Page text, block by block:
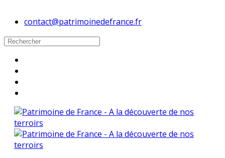
contact@patrimoinedefrance.fr